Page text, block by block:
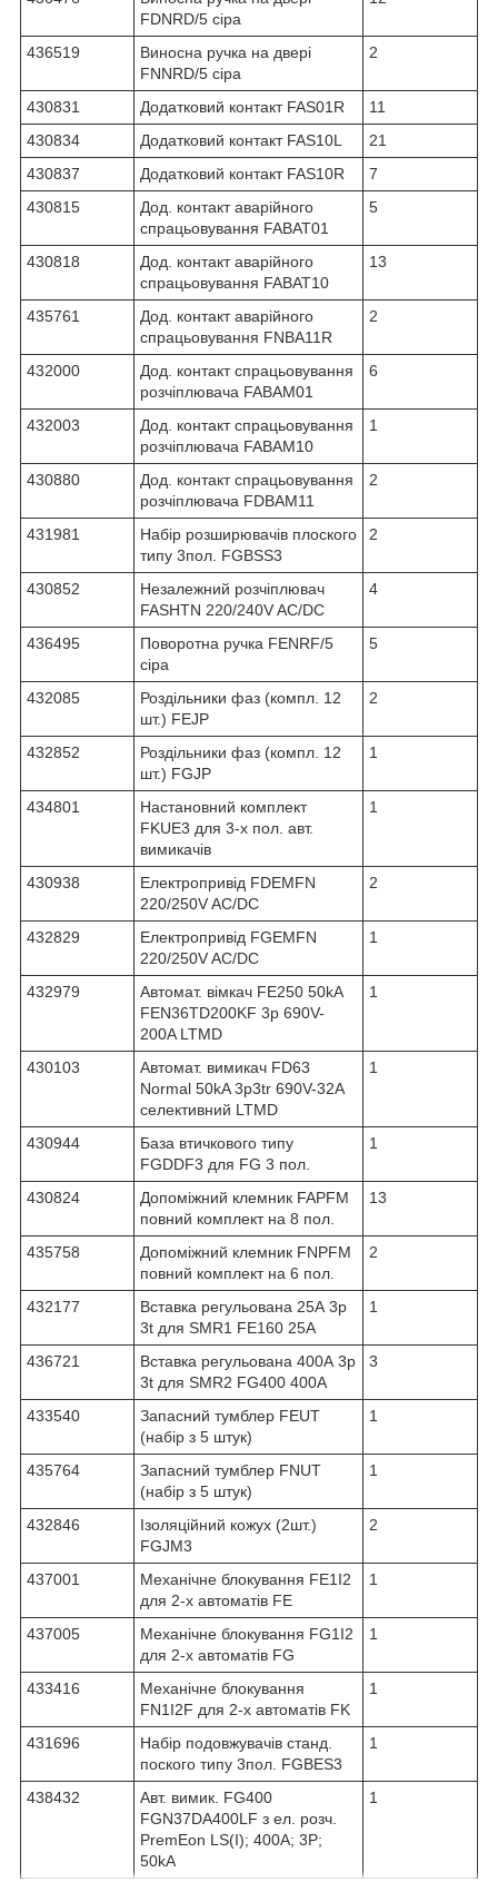
FDNRD/5 сіра
436519
Виносна ручка на двері
FNNRD/5 сіра
2
430831 Додатковий контакт FAS01R
11
430834
Додатковий контакт FAS10L
21
430837
Додатковий контакт FAS10R
7
430815
Дод. контакт аварійного
спрацьовування FABAT01
5
430818
Дод. контакт аварійного
спрацьовування FABAT10
13
435761
Дод. контакт аварійного
спрацьовування FNBA11R
2
432000
Дод. контакт спрацьовування
розчіплювача FABAM01
6
432003
Дод. контакт спрацьовування
розчіплювача FABAM10
1
430880
Дод. контакт спрацьовування
розчіплювача FDBAM11
2
431981
Набір розширювачів плоского
типу 3пол. FGBSS3
2
430852
Незалежний розчіплювач
FASHTN 220/240V AC/DC
4
436495
Поворотна ручка FENRF/5
сіра
5
432085
Роздільники фаз (компл. 12
шт.) FEJP
2
432852
Роздільники фаз (компл. 12
шт.) FGJP
1
434801
Настановний комплект
FKUE3 для 3-х пол. авт.
вимикачів
1
430938
Електропривід FDEMFN
220/250V AC/DC
2
432829
Електропривід FGEMFN
220/250V AC/DC
1
432979
Автомат. вімкач FE250 50kA
FEN36TD200KF 3p 690V-
200A LTMD
1
430103
Автомат. вимикач FD63
Normal 50kA 3p3tr 690V-32A
селективний LTMD
1
430944
База втичкового типу
FGDDF3 для FG 3 пол.
1
430824
Допоміжний клемник FAPFM
повний комплект на 8 пол.
13
435758
Допоміжний клемник FNPFM
повний комплект на 6 пол.
2
432177
Вставка регульована 25А 3p
3t для SMR1 FE160 25А
1
436721
Вставка регульована 400А 3p
3t для SMR2 FG400 400A
3
433540
Запасний тумблер FEUT
(набір з 5 штук)
1
435764
Запасний тумблер FNUT
(набір з 5 штук)
1
432846
Ізоляційний кожух (2шт.)
FGJM3
2
437001
Механічне блокування FE1I2
для 2-х автоматів FE
1
437005
Механічне блокування FG1I2
для 2-х автоматів FG
1
433416
Механічне блокування
FN1I2F для 2-х автоматів FK
1
431696
Набір подовжувачів станд.
поского типу 3пол. FGBES3
1
438432
Авт. вимик. FG400
FGN37DA400LF з ел. розч.
PremEon LS(I); 400A; 3P;
50kA
1